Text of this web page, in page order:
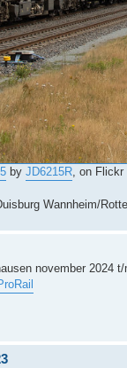
byJD6215R, on Flickr
Wannheim/
november